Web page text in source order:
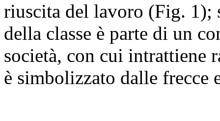
riuscita del lavoro (Fig. 1);
della classe è parte di un
società, con cui intrattiene
è simbolizzato dalle frecce